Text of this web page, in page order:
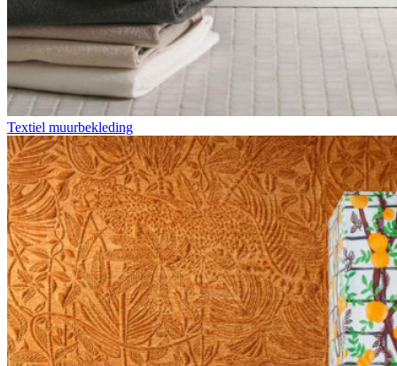
Textiel muurbekleding